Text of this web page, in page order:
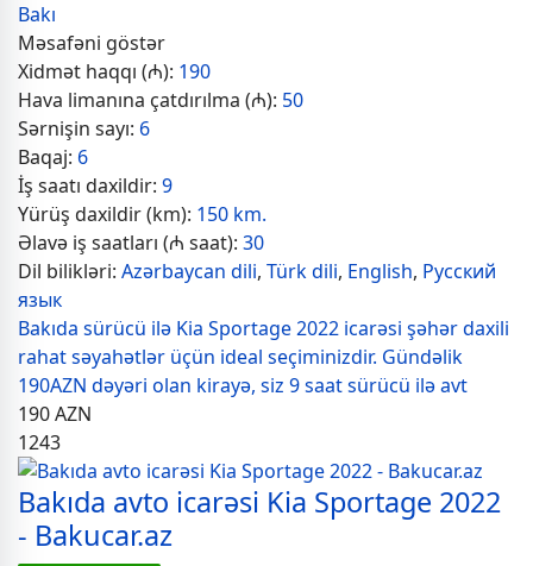
Bakı
Məsafəni göstər
Xidmət haqqı (₼): 190
Hava limanına çatdırılma (₼): 50
Sərnişin sayı: 6
Baqaj: 6
İş saatı daxildir: 9
Yürüş daxildir (km): 150 km.
Əlavə iş saatları (₼ saat): 30
Dil bilikləri: Azərbaycan dili, Türk dili, English, Русский
язык
Bakıda sürücü ilə Kia Sportage 2022 icarəsi şəhər daxili
rahat səyahətlər üçün ideal seçiminizdir. Gündəlik
190AZN dəyəri olan kirayə, siz 9 saat sürücü ilə avt
190AZN
1243
Bakıda avto icarəsi Kia Sportage 2022
- Bakucar.az